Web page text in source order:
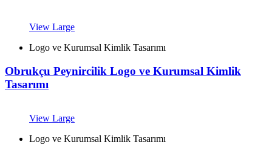
View Large
Logo ve Kurumsal Kimlik Tasarımı
Obrukçu Peynircilik Logo ve Kurumsal Kimlik
Tasarımı
View Large
Logo ve Kurumsal Kimlik Tasarımı